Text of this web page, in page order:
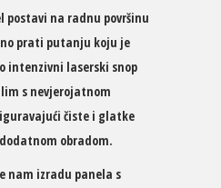
postavi na radnu površinu
prati putanju koju je
intenzivni laserski snop
s nevjerojatnom
čiste i glatke
obradom.
nam izradu panela s